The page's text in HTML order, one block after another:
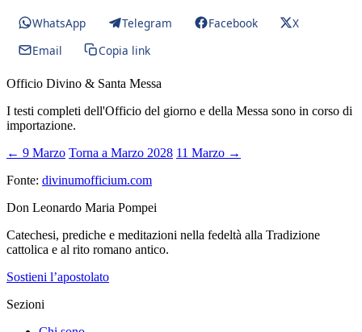
WhatsApp Telegram Facebook
X
Email
Copia link
Officio Divino & Santa Messa
I testi completi dell'Officio del giorno e della Messa sono in corso di
importazione.
← 9 Marzo Torna a Marzo 2028 11 Marzo →
Fonte: divinumofficium.com
Don Leonardo Maria Pompei
Catechesi, prediche e meditazioni nella fedeltà alla Tradizione
cattolica e al rito romano antico.
Sostieni l’apostolato
Sezioni